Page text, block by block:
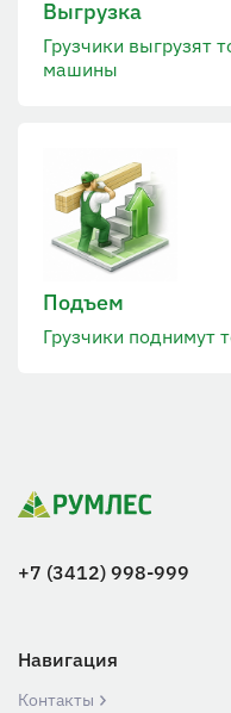
Выгрузка
Грузчики выгрузят
машины
Подъем
Грузчики поднимут
+7 (3412) 998-999
Навигация
Контакты